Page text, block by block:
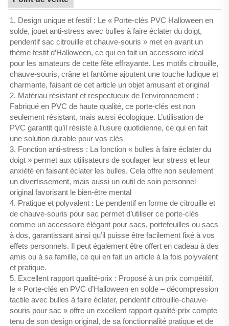
1. Design unique et festif : Le « Porte-clés PVC Halloween en
solde, jouet anti-stress avec bulles à faire éclater du doigt,
pendentif sac citrouille et chauve-souris » met en avant un
thème festif d’Halloween, ce qui en fait un accessoire idéal
pour les amateurs de cette fête effrayante. Les motifs citrouille,
chauve-souris, crâne et fantôme ajoutent une touche ludique et
charmante, faisant de cet article un objet amusant et original
2. Matériau résistant et respectueux de l’environnement :
Fabriqué en PVC de haute qualité, ce porte-clés est non
seulement résistant, mais aussi écologique. L’utilisation de
PVC garantit qu’il résiste à l’usure quotidienne, ce qui en fait
une solution durable pour vos clés
3. Fonction anti-stress : La fonction « bulles à faire éclater du
doigt » permet aux utilisateurs de soulager leur stress et leur
anxiété en faisant éclater les bulles. Cela offre non seulement
un divertissement, mais aussi un outil de soin personnel
original favorisant le bien-être mental
4. Pratique et polyvalent : Le pendentif en forme de citrouille et
de chauve-souris pour sac permet d’utiliser ce porte-clés
comme un accessoire élégant pour sacs, portefeuilles ou sacs
à dos, garantissant ainsi qu’il puisse être facilement fixé à vos
effets personnels. Il peut également être offert en cadeau à des
amis ou à sa famille, ce qui en fait un article à la fois polyvalent
et pratique.
5. Excellent rapport qualité-prix : Proposé à un prix compétitif,
le « Porte-clés en PVC d’Halloween en solde – décompression
tactile avec bulles à faire éclater, pendentif citrouille-chauve-
souris pour sac » offre un excellent rapport qualité-prix compte
tenu de son design original, de sa fonctionnalité pratique et de